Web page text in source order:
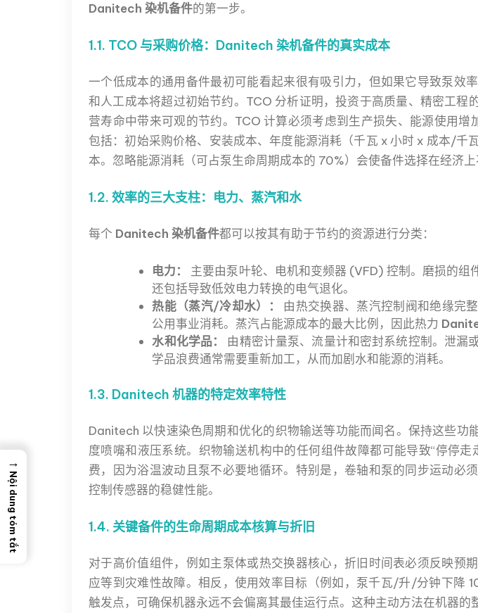
Danitech 染机备件的第一步。
1.1. TCO 与采购价格：Danitech 染机备件的真实成本
一个低成本的通用备件最初可能看起来很有吸引力，但如果它导致泵效
和人工成本将超过初始节约。TCO 分析证明，投资于高质量、精密工程
营寿命中带来可观的节约。TCO 计算必须考虑到生产损失、能源使用
包括：初始采购价格、安装成本、年度能源消耗（千瓦 x 小时 x 成本/千
本。忽略能源消耗（可占泵生命周期成本的 70%）会使备件选择在经济上
1.2. 效率的三大支柱：电力、蒸汽和水
每个 Danitech 染机备件都可以按其有助于节约的资源进行分类：
电力：
主要由泵叶轮、电机和变频器 (VFD) 控制。磨损的组
还包括导致低效电力转换的电气退化。
热能（蒸汽/冷却水）：
由热交换器、蒸汽控制阀和绝缘完
公用事业消耗。蒸汽占能源成本的最大比例，因此热力
水和化学品：
由精密计量泵、流量计和密封系统控制。泄漏
学品浪费通常需要重新加工，从而加剧水和能源的消耗。
1.3. Danitech 机器的特定效率特性
Danitech 以快速染色周期和优化的织物输送等功能而闻名。保持这些功
度喷嘴和液压系统。织物输送机构中的任何组件故障都可能导致“停停
费，因为浴温波动且泵不必要地循环。特别是，卷轴和泵的同步运动必
控制传感器的稳健性能。
1.4. 关键备件的生命周期成本核算与折旧
对于高价值组件，例如主泵体或热交换器核心，折旧时间表必须反映预
应等到灾难性故障。相反，使用效率目标（例如，泵千瓦/升/分钟下降
触发点，可确保机器永远不会偏离其最佳运行点。这种主动方法在机器的
→
Nội dung tóm tắt